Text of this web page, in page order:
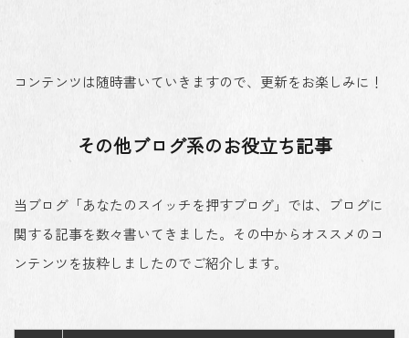
コンテンツは随時書いていきますので、更新をお楽しみに！
その他ブログ系のお役立ち記事
当ブログ「あなたのスイッチを押すブログ」では、ブログに
関する記事を数々書いてきました。その中からオススメのコ
ンテンツを抜粋しましたのでご紹介します。